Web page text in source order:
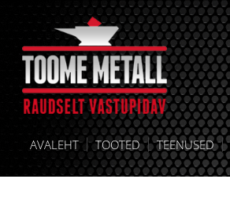
AVALEHT TOOTED TEENUSED